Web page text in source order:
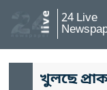
24 Live
খুলছে